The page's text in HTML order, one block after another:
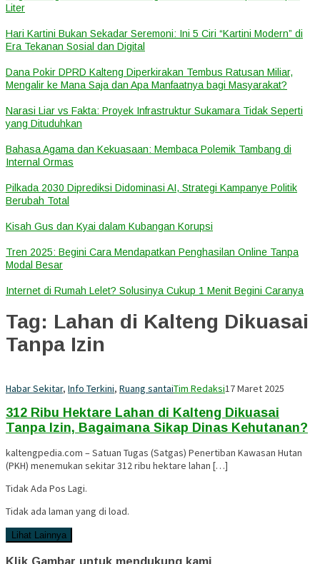
Liter
Hari Kartini Bukan Sekadar Seremoni: Ini 5 Ciri “Kartini Modern” di
Era Tekanan Sosial dan Digital
Dana Pokir DPRD Kalteng Diperkirakan Tembus Ratusan Miliar,
Mengalir ke Mana Saja dan Apa Manfaatnya bagi Masyarakat?
Narasi Liar vs Fakta: Proyek Infrastruktur Sukamara Tidak Seperti
yang Dituduhkan
Bahasa Agama dan Kekuasaan: Membaca Polemik Tambang di
Internal Ormas
Pilkada 2030 Diprediksi Didominasi AI, Strategi Kampanye Politik
Berubah Total
Kisah Gus dan Kyai dalam Kubangan Korupsi
Tren 2025: Begini Cara Mendapatkan Penghasilan Online Tanpa
Modal Besar
Internet di Rumah Lelet? Solusinya Cukup 1 Menit Begini Caranya
Tag: Lahan di Kalteng Dikuasai
Tanpa Izin
Habar Sekitar, Info Terkini, Ruang santaiTim Redaksi17 Maret 2025
312 Ribu Hektare Lahan di Kalteng Dikuasai
Tanpa Izin, Bagaimana Sikap Dinas Kehutanan?
kaltengpedia.com – Satuan Tugas (Satgas) Penertiban Kawasan Hutan
(PKH) menemukan sekitar 312 ribu hektare lahan […]
Tidak Ada Pos Lagi.
Tidak ada laman yang di load.
Lihat Lainnya
Klik Gambar untuk mendukung kami